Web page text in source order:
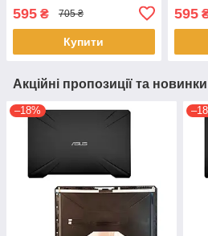
частина, піддон, корито)
595 ₴ 705 ₴
Купити
595
Акційні пропозиції та новинки
–18%